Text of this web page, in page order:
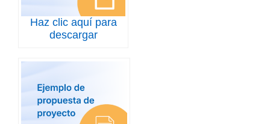
Haz clic aquí para
descargar